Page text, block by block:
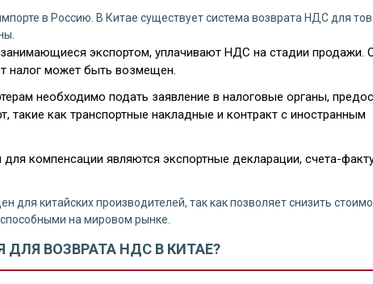
в Россию. В Китае существует система возврата НДС для
занимающиеся экспортом, уплачивают НДС на стадии продажи.
налог может быть возмещен.
необходимо подать заявление в налоговые органы,
как транспортные накладные и контракт с иностранным
компенсации являются экспортные декларации, счета-
для китайских производителей, так как позволяет снизить
на мировом рынке.
ВОЗВРАТА НДС В КИТАЕ?